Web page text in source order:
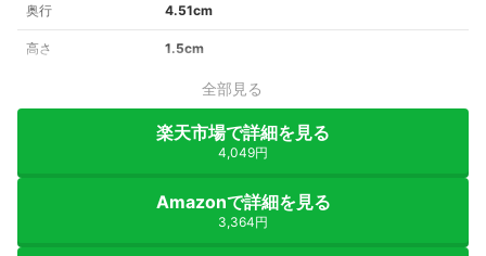
奥行 4.51cm
高さ 1.5cm
全部見る
楽天市場で詳細を見る
4,049円
Amazonで詳細を見る
3,364円